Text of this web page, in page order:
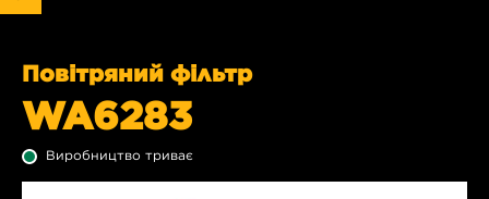
Повітряний фільтр
WA6283
Виробництво триває